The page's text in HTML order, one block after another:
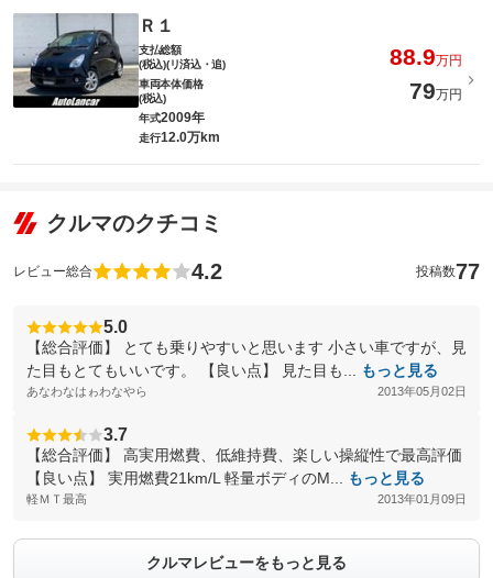
Ｒ１
支払総額
(税込)(リ済込・追)
88.9万円
車両本体価格
(税込)
79万円
年式2009年
走行12.0万km
クルマのクチコミ
レビュー総合 4.2 投稿数77
5.0
【総合評価】 とても乗りやすいと思います 小さい車ですが、見
た目もとてもいいです。 【良い点】 見た目も...
もっと見る
あなわなはゎわなやら 2013年05月02日
3.7
【総合評価】 高実用燃費、低維持費、楽しい操縦性で最高評価
【良い点】 実用燃費21km/L 軽量ボディのM...
もっと見る
軽ＭＴ最高 2013年01月09日
クルマレビューをもっと見る